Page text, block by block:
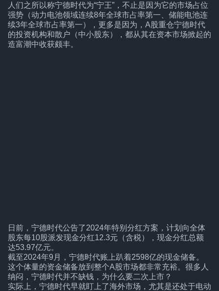
人们之所以称宁德时代为“宁王”，不止是因为它的市场占位
强势（动力电池领域连续8年全球市占率第一、储能电池连
续3年全球市占率第一），更多是因为，A股重仓宁德时代
的投资机构和散户（中小股东），都从其在资本市场掀起的
造富潮中收获颇丰。
日前，宁德时代公告了2024年特别分红方案，计划向全体
股东每10股派发现金分红12.3元（含税），现金分红总额
达53.97亿元。
截至2024年9月，宁德时代账上趴着2598亿的现金储备。
这个体量的资金储备放到整个A股市场都非常充裕。很多人
纳闷，宁德时代并不缺钱，为什么要二次上市？
实际上，宁德时代早就盯上了海外市场，尤其是还处于电动